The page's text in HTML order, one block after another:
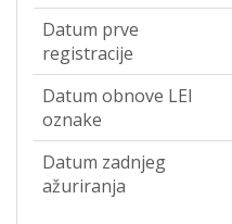
Datum prve
registracije
Datum obnove LEI
oznake
Datum zadnjeg
ažuriranja